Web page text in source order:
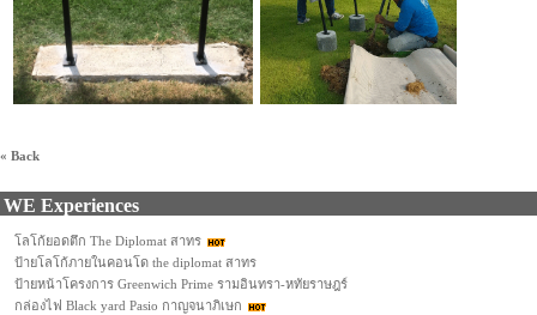
« Back
WE Experiences
โลโก้ยอดตึก The Diplomat สาทร
ป้ายโลโก้ภายในคอนโด the diplomat สาทร
ป้ายหน้าโครงการ Greenwich Prime รามอินทรา-หทัยราษฎร์
กล่องไฟ Black yard Pasio กาญจนาภิเษก